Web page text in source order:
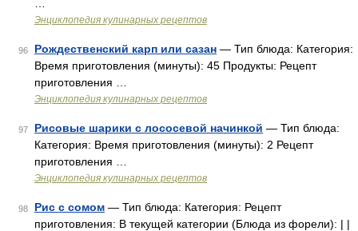
Энциклопедия кулинарных рецептов
96 Рождественский карп или сазан — Тип блюда: Категория:
Время приготовления (минуты): 45 Продукты: Рецепт
приготовления …
Энциклопедия кулинарных рецептов
97 Рисовые шарики с лососевой начинкой — Тип блюда:
Категория: Время приготовления (минуты): 2 Рецепт
приготовления …
Энциклопедия кулинарных рецептов
98 Рис с сомом — Тип блюда: Категория: Рецепт
приготовления: В текущей категории (Блюда из форели): | |